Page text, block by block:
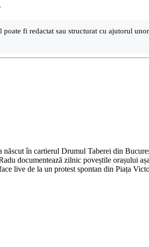
poate fi redactat sau structurat cu ajutorul
născut în cartierul Drumul Taberei din
documentează zilnic poveștile orașului
live de la un protest spontan din Piața